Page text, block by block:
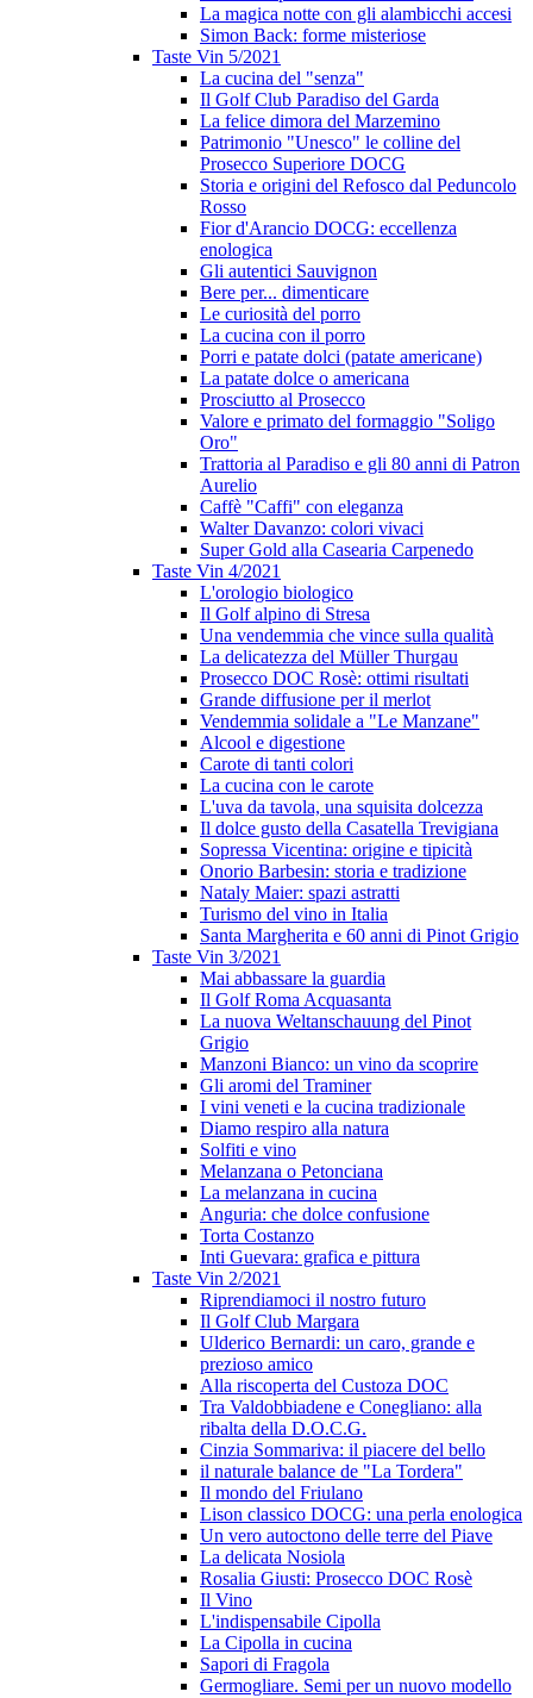
La magica notte con gli alambicchi accesi
Simon Back: forme misteriose
Taste Vin 5/2021
La cucina del "senza"
Il Golf Club Paradiso del Garda
La felice dimora del Marzemino
Patrimonio "Unesco" le colline del
Prosecco Superiore DOCG
Storia e origini del Refosco dal Peduncolo
Rosso
Fior d'Arancio DOCG: eccellenza
enologica
Gli autentici Sauvignon
Bere per... dimenticare
Le curiosità del porro
La cucina con il porro
Porri e patate dolci (patate americane)
La patate dolce o americana
Prosciutto al Prosecco
Valore e primato del formaggio "Soligo
Oro"
Trattoria al Paradiso e gli 80 anni di Patron
Aurelio
Caffè "Caffi" con eleganza
Walter Davanzo: colori vivaci
Super Gold alla Casearia Carpenedo
Taste Vin 4/2021
L'orologio biologico
Il Golf alpino di Stresa
Una vendemmia che vince sulla qualità
La delicatezza del Müller Thurgau
Prosecco DOC Rosè: ottimi risultati
Grande diffusione per il merlot
Vendemmia solidale a "Le Manzane"
Alcool e digestione
Carote di tanti colori
La cucina con le carote
L'uva da tavola, una squisita dolcezza
Il dolce gusto della Casatella Trevigiana
Sopressa Vicentina: origine e tipicità
Onorio Barbesin: storia e tradizione
Nataly Maier: spazi astratti
Turismo del vino in Italia
Santa Margherita e 60 anni di Pinot Grigio
Taste Vin 3/2021
Mai abbassare la guardia
Il Golf Roma Acquasanta
La nuova Weltanschauung del Pinot
Grigio
Manzoni Bianco: un vino da scoprire
Gli aromi del Traminer
I vini veneti e la cucina tradizionale
Diamo respiro alla natura
Solfiti e vino
Melanzana o Petonciana
La melanzana in cucina
Anguria: che dolce confusione
Torta Costanzo
Inti Guevara: grafica e pittura
Taste Vin 2/2021
Riprendiamoci il nostro futuro
Il Golf Club Margara
Ulderico Bernardi: un caro, grande e
prezioso amico
Alla riscoperta del Custoza DOC
Tra Valdobbiadene e Conegliano: alla
ribalta della D.O.C.G.
Cinzia Sommariva: il piacere del bello
il naturale balance de "La Tordera"
Il mondo del Friulano
Lison classico DOCG: una perla enologica
Un vero autoctono delle terre del Piave
La delicata Nosiola
Rosalia Giusti: Prosecco DOC Rosè
Il Vino
L'indispensabile Cipolla
La Cipolla in cucina
Sapori di Fragola
Germogliare. Semi per un nuovo modello